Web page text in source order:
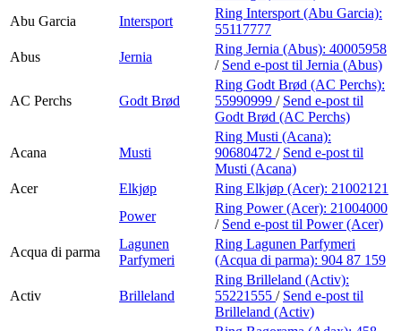
Abu Garcia
Intersport
Ring Intersport (Abu Garcia):
55117777
Abus
Jernia
Ring Jernia (Abus): 40005958
/ Send e-post til Jernia (Abus)
AC Perchs Godt Brød
Ring Godt Brød (AC Perchs):
55990999 / Send e-post til
Godt Brød (AC Perchs)
Acana Musti
Ring Musti (Acana):
90680472 / Send e-post til
Musti (Acana)
Acer
Elkjøp Ring Elkjøp (Acer): 21002121
Power
Ring Power (Acer): 21004000
/ Send e-post til Power (Acer)
Acqua di parma
Lagunen
Parfymeri
Ring Lagunen Parfymeri
(Acqua di parma): 904 87 159
Activ Brilleland
Ring Brilleland (Activ):
55221555 / Send e-post til
Brilleland (Activ)